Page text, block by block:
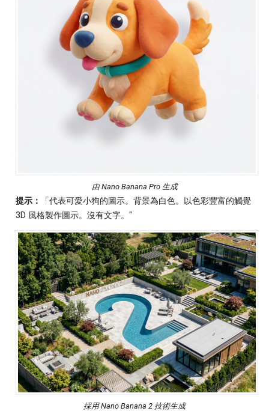
由 Nano Banana Pro 生成
提示：
「代表可愛小狗的圖示。背景為白色。以色彩豐富的觸覺
3D 風格製作圖示。沒有文字。"
採用 Nano Banana 2 技術生成